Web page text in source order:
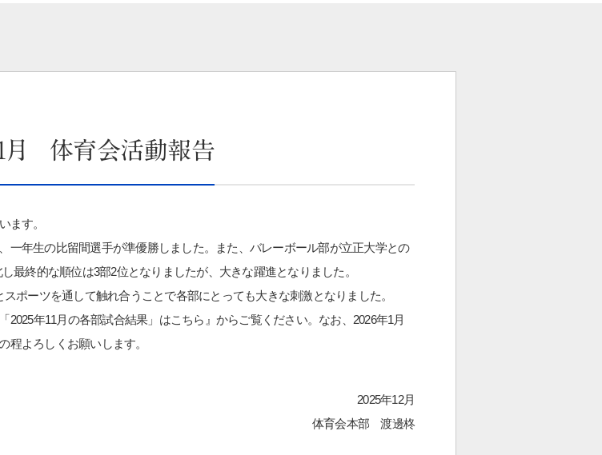
月 体育会活動報告
ます。
一年生の比留間選手が準優勝しました。また、バレーボール部が立正大学との
最終的な順位は3部2位となりましたが、大きな躍進となりました。
ポーツを通して触れ合うことで各部にとっても大きな刺激となりました。
年11月の各部試合結果」はこちら』からご覧ください。なお、2026年1月
程よろしくお願いします。
2025年12月
体育会本部 渡邊柊